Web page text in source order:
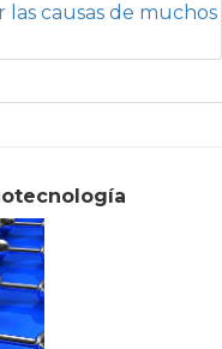
causas de muchos